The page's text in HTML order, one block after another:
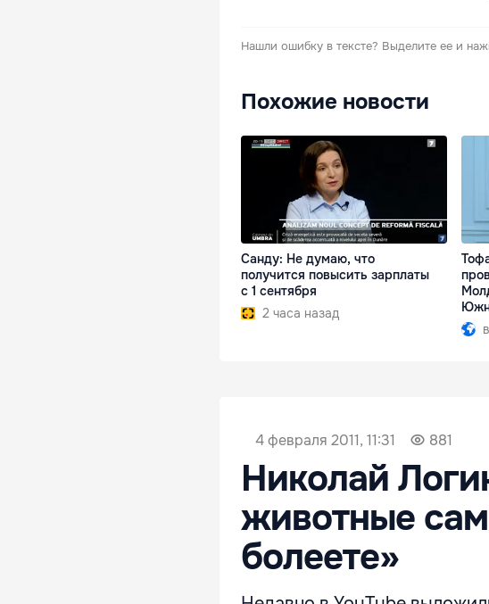
Нашли ошибку в тексте? Выделите ее и
Похожие новости
Санду: Не думаю, что
получится повысить зарплаты
с 1 сентября
2 часа назад
4 февраля 2011, 11:31 881
Николай
животные
болеете»